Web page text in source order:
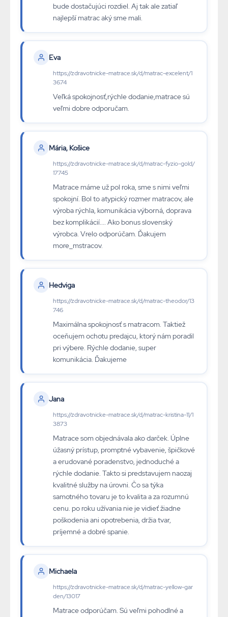
bude dostačujúci rozdiel. Aj tak ale zatiaľ
najlepší matrac aký sme mali.
Eva
https://zdravotnicke-matrace.sk/d/matrac-excelent/1
3674
Veľká spokojnosť,rýchle dodanie,matrace sú
veľmi dobre odporučam.
Mária, Košice
https://zdravotnicke-matrace.sk/d/matrac-fyzio-gold/
17745
Matrace máme už pol roka, sme s nimi veľmi
spokojní. Bol to atypický rozmer matracov, ale
výroba rýchla, komunikácia výborná, doprava
bez komplikácií.... Ako bonus slovenský
výrobca. Vrelo odporúčam. Ďakujem
more_mstracov.
Hedviga
https://zdravotnicke-matrace.sk/d/matrac-theodor/13
746
Maximálna spokojnosť s matracom. Taktiež
oceňujem ochotu predajcu, ktorý nám poradil
pri výbere. Rýchle dodanie, super
komunikácia. Ďakujeme
Jana
https://zdravotnicke-matrace.sk/d/matrac-kristina-11/1
3873
Matrace som objednávala ako darček. Úplne
úžasný prístup, promptné vybavenie, špičkové
a erudované poradenstvo, jednoduché a
rýchle dodanie. Takto si predstavujem naozaj
kvalitné služby na úrovni. Čo sa týka
samotného tovaru je to kvalita a za rozumnú
cenu. po roku užívania nie je vidieť žiadne
poškodenia ani opotrebenia, držia tvar,
príjemné a dobré spanie.
Michaela
https://zdravotnicke-matrace.sk/d/matrac-yellow-gar
den/13017
Matrace odporúčam. Sú veľmi pohodlné a